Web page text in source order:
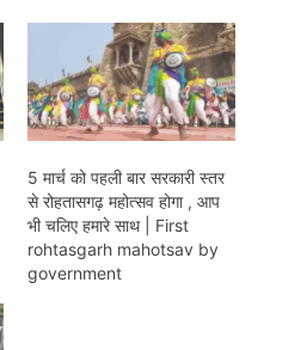
5 मार्च को पहली बार सरकारी स्तर
से रोहतासगढ़ महोत्सव होगा , आप
भी चलिए हमारे साथ | First
rohtasgarh mahotsav by
government